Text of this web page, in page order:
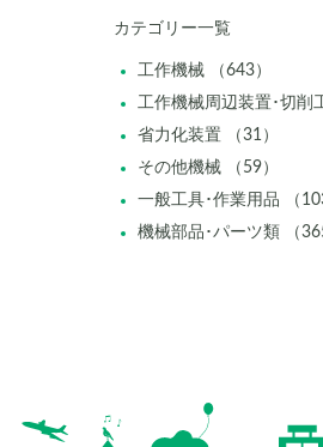
カテゴリー一覧
工作機械 （643）
工作機械周辺装置･切削
省力化装置 （31）
その他機械 （59）
一般工具･作業用品 （
機械部品･パーツ類 （